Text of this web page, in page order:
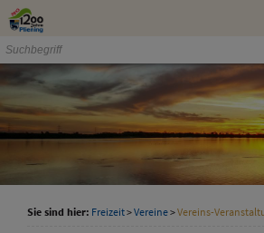
Zum Inhalt
Sie sind hier: Freizeit>Vereine>Vereins-
schließen